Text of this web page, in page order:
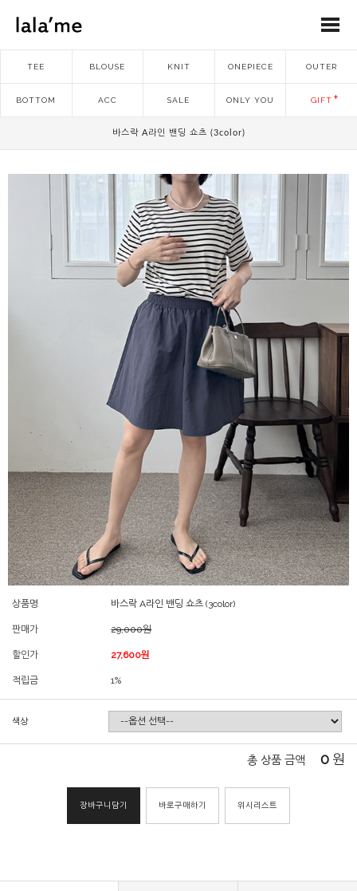
TEE BLOUSE KNIT ONEPIECE OUTER
BOTTOM ACC SALE ONLY YOU GIFT
바스락 A라인 밴딩 쇼츠 (3color)
상품명 바스락 A라인 밴딩 쇼츠 (3color)
판매가 29,000원
할인가 27,600원
적립금 1%
색상
총 상품 금액 0 원
장바구니담기 바로구매하기 위시리스트